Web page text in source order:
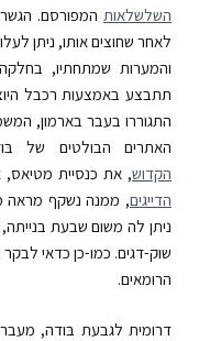
השלשלאות
לאחר שחוצים אותו, ניתן
והמערות שמתחתיו,
תתבצע באמצעות רכבל
התגוררו בעבר בארמון,
האתרים הבולטים של
הקדוש, את כנסיית
הדייגים, ממנה נשקף מראה
שוק-דגים. כמו-כן כדאי
הרומאים.
דרומית לגבעת בּודה,